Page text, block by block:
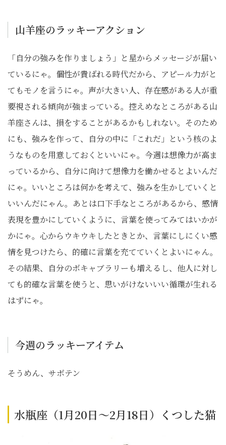
山羊座のラッキーアクション
「自分の強みを作りましょう」と星からメッセージが届い
ているにゃ。個性が貴ばれる時代だから、アピール力がと
てもモノを言うにゃ。声が大きい人、存在感がある人が重
要視される傾向が強まっている。控えめなところがある山
羊座さんは、損をすることがあるかもしれない。そのため
にも、強みを作って、自分の中に「これだ」という核のよ
うなものを用意しておくといいにゃ。今週は想像力が高ま
っているから、自分に向けて想像力を働かせるとよいんだ
にゃ。いいところは何かを考えて、強みを生かしていくと
いいんだにゃん。あとは口下手なところがあるから、感情
表現を豊かにしていくように、言葉を使ってみてはいかが
かにゃ。心からウキウキしたときとか、言葉にしにくい感
情を見つけたら、的確に言葉を充てていくとよいにゃん。
その結果、自分のボキャブラリーも増えるし、他人に対し
ても的確な言葉を使うと、思いがけないいい循環が生れる
はずにゃ。
今週のラッキーアイテム
そうめん、サボテン
水瓶座（1月20日～2月18日）くつした猫